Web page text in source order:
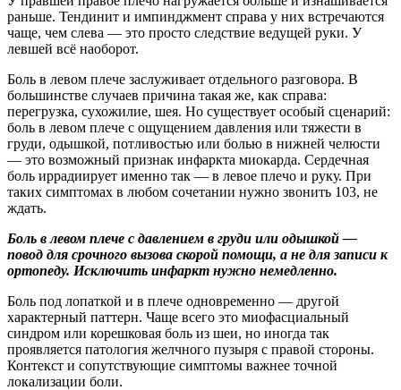
раньше. Тендинит и импинджмент справа у них встречаются
чаще, чем слева — это просто следствие ведущей руки. У
левшей всё наоборот.
Боль в левом плече заслуживает отдельного разговора. В
большинстве случаев причина такая же, как справа:
перегрузка, сухожилие, шея. Но существует особый сценарий:
боль в левом плече с ощущением давления или тяжести в
груди, одышкой, потливостью или болью в нижней челюсти
— это возможный признак инфаркта миокарда. Сердечная
боль иррадиирует именно так — в левое плечо и руку. При
таких симптомах в любом сочетании нужно звонить 103, не
ждать.
Боль в левом плече с давлением в груди или одышкой —
повод для срочного вызова скорой помощи, а не для записи к
ортопеду. Исключить инфаркт нужно немедленно.
Боль под лопаткой и в плече одновременно — другой
характерный паттерн. Чаще всего это миофасциальный
синдром или корешковая боль из шеи, но иногда так
проявляется патология желчного пузыря с правой стороны.
Контекст и сопутствующие симптомы важнее точной
локализации боли.